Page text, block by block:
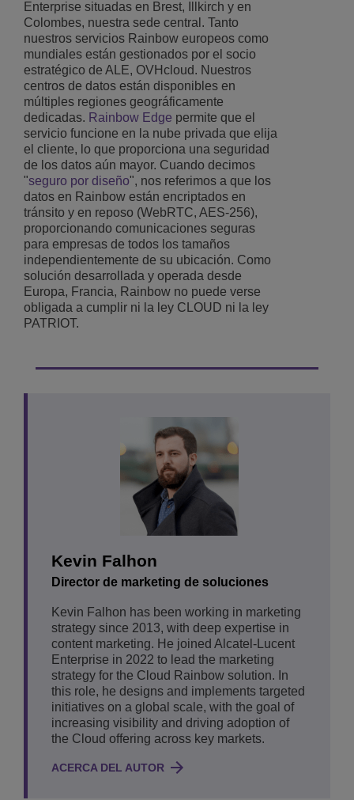
Enterprise situadas en Brest, Illkirch y en
Colombes, nuestra sede central. Tanto
nuestros servicios Rainbow europeos como
mundiales están gestionados por el socio
estratégico de ALE, OVHcloud. Nuestros
centros de datos están disponibles en
múltiples regiones geográficamente
dedicadas. Rainbow Edge permite que el
servicio funcione en la nube privada que elija
el cliente, lo que proporciona una seguridad
de los datos aún mayor. Cuando decimos
"seguro por diseño", nos referimos a que los
datos en Rainbow están encriptados en
tránsito y en reposo (WebRTC, AES-256),
proporcionando comunicaciones seguras
para empresas de todos los tamaños
independientemente de su ubicación. Como
solución desarrollada y operada desde
Europa, Francia, Rainbow no puede verse
obligada a cumplir ni la ley CLOUD ni la ley
PATRIOT.
Kevin Falhon
Director de marketing de soluciones
Kevin Falhon has been working in marketing
strategy since 2013, with deep expertise in
content marketing. He joined Alcatel-Lucent
Enterprise in 2022 to lead the marketing
strategy for the Cloud Rainbow solution. In
this role, he designs and implements targeted
initiatives on a global scale, with the goal of
increasing visibility and driving adoption of
the Cloud offering across key markets.
ACERCA DEL AUTOR